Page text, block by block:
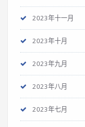
2023年十一月
2023年十月
2023年九月
2023年八月
2023年七月